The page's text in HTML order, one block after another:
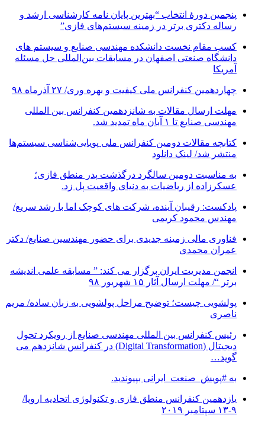
پنجمین دورۀ انتخاب “بهترین پایان ­نامه کارشناسی­ ارشد و
رساله دکتری برتر در زمینه سیستم‌های فازی”
کسب مقام نخست دانشکده مهندسی صنایع و سیستم های
دانشگاه صنعتی اصفهان در مسابقات بین‌المللی حل مسئله
آمریکا
چهاردهمین کنفرانس ملی کیفیت و بهره وری/ ۲۷ آذرماه ۹۸
مهلت ارسال مقالات به شانزدهمین کنفرانس بین المللی
مهندسی صنایع تا ۱ آبان ماه تمدید شد.
کتابچه مقالات دومین کنفرانس ملی پویایی‌شناسی سیستم‌ها
منتشر شد/ لینک دانلود
به مناسبت دومین سالگرد درگذشت پدر منطق فازی؛
عسکرزاده از ریاضیات به دنیای واقعیت پل زد.
پادکست: رقیبان آینده، شرکت های کوچک اما با رشد سریع/
مهندس محمود کریمی
فناوری مالی زمینه جدیدی برای حضور مهندسین صنایع/ دکتر
عمران محمدی
انجمن مدیریت ایران برگزار می کند: ” مسابقه علمی اندیشه
برتر “/ مهلت ارسال آثار ۱۵ شهریور ۹۸
پولشویی چیست؛ توضیح مراحل پولشویی به زبان ساده/ مریم
ناصری
رئیس کنفرانس بین المللی مهندسی صنایع از رویکرد تحول
دیجیتال (Digital Transformation) در کنفرانس شانزدهم می
گوید…
به #پویش_صنعت_ایرانی بپیوندید.
یازدهمین کنفرانس منطق فازی و تکنولوژی اتحادیه اروپا/
۹-۱۳ سپتامبر ۲۰۱۹